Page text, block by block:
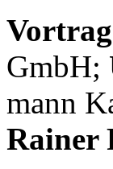
GmbH;
mann
Rai­ner